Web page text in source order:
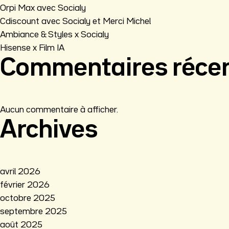
Orpi Max avec Socialy
Cdiscount avec Socialy et Merci Michel
Ambiance & Styles x Socialy
Hisense x Film IA
Commentaires
Aucun commentaire à afficher.
Archives
avril 2026
février 2026
octobre 2025
septembre 2025
août 2025